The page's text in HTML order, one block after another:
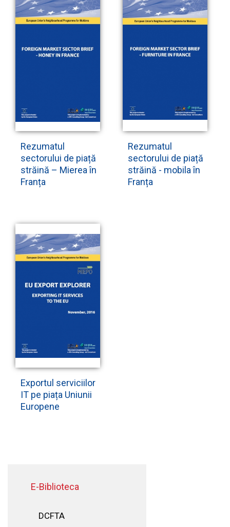
Rezumatul
sectorului de piață
străină – Mierea în
Franța
Rezumatul
sectorului de piață
străină - mobila în
Franța
Exportul serviciilor
IT pe piața Uniunii
Europene
E-Biblioteca
DCFTA